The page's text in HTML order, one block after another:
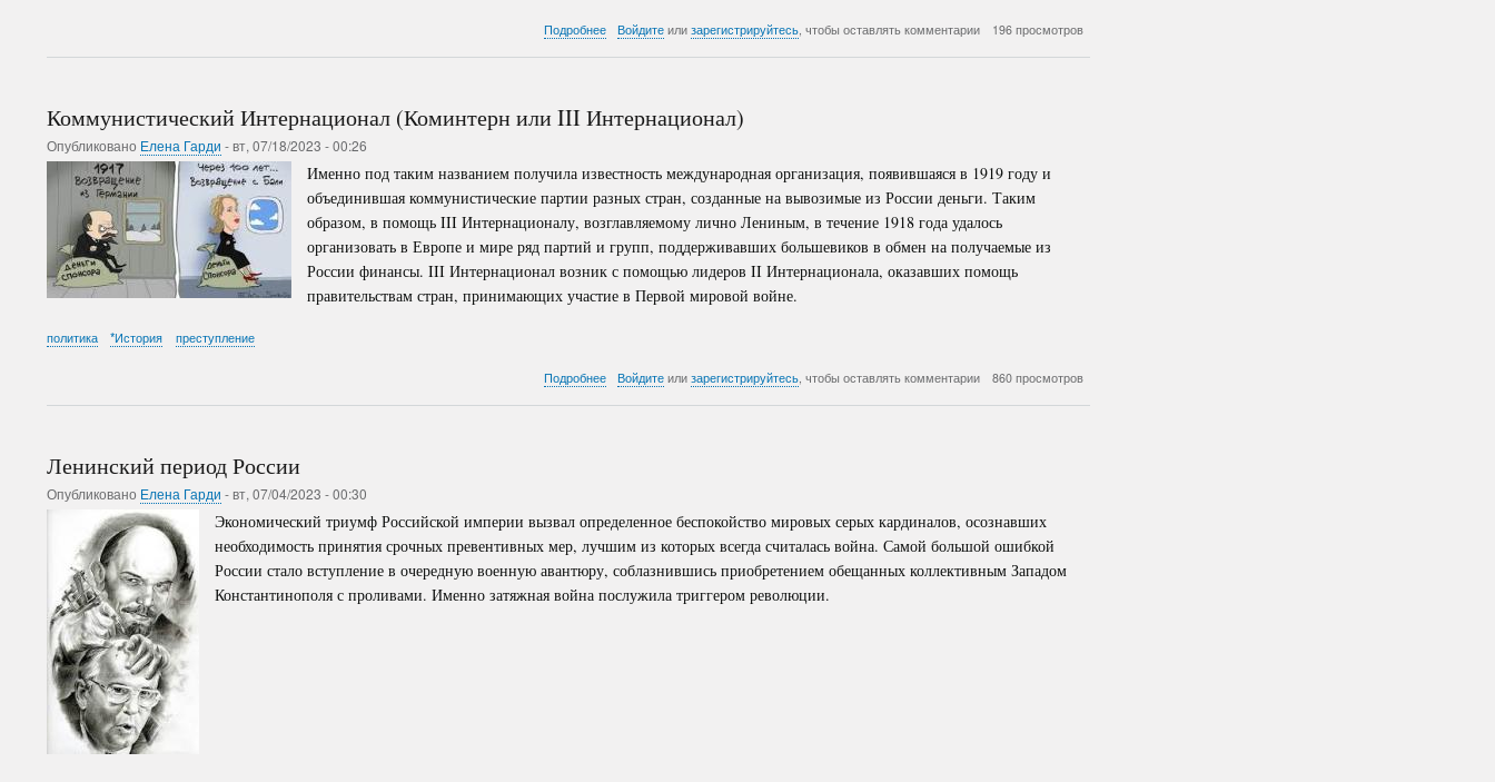
Подробнеео
Войдите илизарегистрируйтесь, чтобы оставлять комментарии 196 просмотров
Коммунистический Интернационал (Коминтерн или III Интернационал)
Опубликовано Елена Гарди -вт, 07/18/2023 - 00:26
Именно под таким названием получила известность международная организация, появившаяся в 1919 году и
объединившая коммунистические партии разных стран, созданные на вывозимые из России деньги. Таким
образом, в помощь III Интернационалу, возглавляемому лично Лениным, в течение 1918 года удалось
организовать в Европе и мире ряд партий и групп, поддерживавших большевиков в обмен на получаемые из
России финансы. III Интернационал возник с помощью лидеров II Интернационала, оказавших помощь
правительствам стран, принимающих участие в Первой мировой войне.
политика *История преступление
Подробнеео
Войдите илизарегистрируйтесь , чтобы оставлять комментарии 860 просмотров
Ленинский период России
Опубликовано Елена Гарди -вт, 07/04/2023 - 00:30
Экономический триумф Российской империи вызвал определенное беспокойство мировых серых кардиналов, осознавших
необходимость принятия срочных превентивных мер, лучшим из которых всегда считалась война. Самой большой ошибкой
России стало вступление в очередную военную авантюру, соблазнившись приобретением обещанных коллективным Западом
Константинополя с проливами. Именно затяжная война послужила триггером революции.